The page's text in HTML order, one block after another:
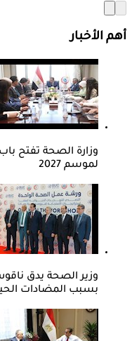
أهم الأخبار
وزارة الصحة تفتح
لموسم 2027
بسبب المضادات